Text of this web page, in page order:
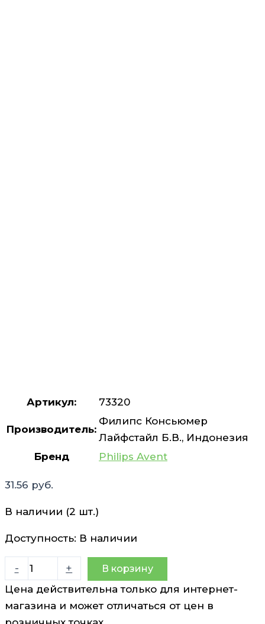
Артикул: 73320
Производитель:
Филипс Консьюмер
Лайфстайл Б.В., Индонезия
Бренд
Philips Avent
31.56 руб.
В наличии (2 шт.)
Доступность: В наличии
-
Количество
товара
Соска
+ В корзину
Цена действительна только для интернет-
магазина и может отличаться от цен в